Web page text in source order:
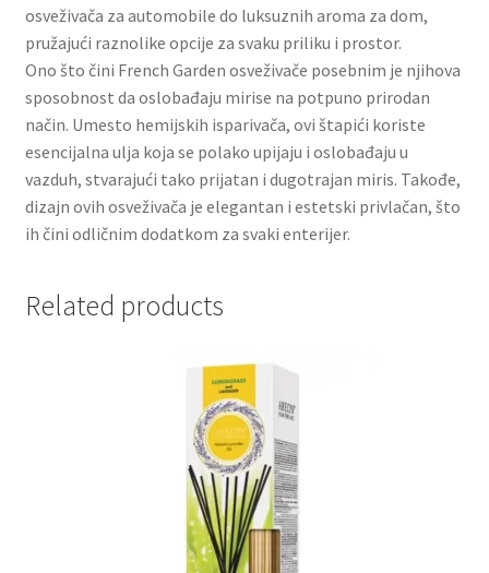
Naši partneri
Newsletter
Partners
Poklon aranžmani
Prijava za masterclass
osveživača za automobile do luksuznih aroma za dom,
pružajući raznolike opcije za svaku priliku i prostor.
Ono što čini French Garden osveživače posebnim je njihova
sposobnost da oslobađaju mirise na potpuno prirodan
način. Umesto hemijskih isparivača, ovi štapići koriste
esencijalna ulja koja se polako upijaju i oslobađaju u
vazduh, stvarajući tako prijatan i dugotrajan miris. Takođe,
dizajn ovih osveživača je elegantan i estetski privlačan, što
ih čini odličnim dodatkom za svaki enterijer.
Related products